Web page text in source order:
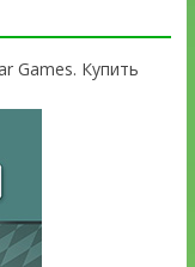
Games. Купить